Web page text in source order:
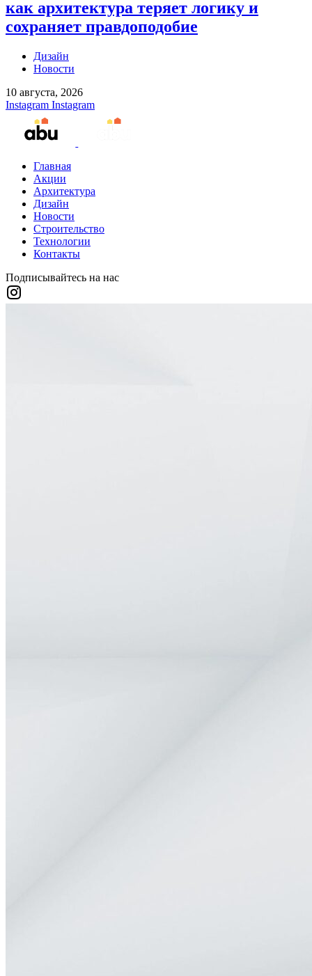
как архитектура теряет логику и
сохраняет правдоподобие
Дизайн
Новости
10 августа, 2026
Instagram Instagram
Главная
Акции
Архитектура
Дизайн
Новости
Строительство
Технологии
Контакты
Подписывайтесь на нас